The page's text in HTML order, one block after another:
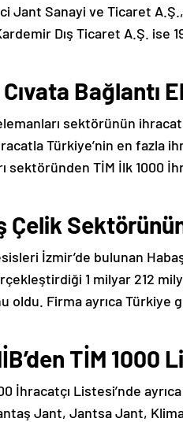
Jant Sanayi ve Ticaret
Dış Ticaret A.Ş. ise
Bağlantı
sektörünün
Türkiye’nin en fazla
sektöründen TİM İlk 1000
Çelik
İzmir’de bulunan
1 milyar 212
oldu. Firma ayrıca Türkiye
TİM 1000
İhracatçı Listesi’nde
Jant, Jantsa Jant,